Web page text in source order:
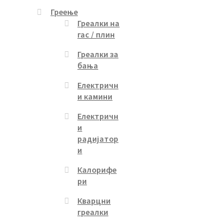
Греење
Греалки на
гас / плин
Греалки за
бања
Електричн
и камини
Електричн
и
радијатор
и
Калорифе
ри
Кварцни
греалки